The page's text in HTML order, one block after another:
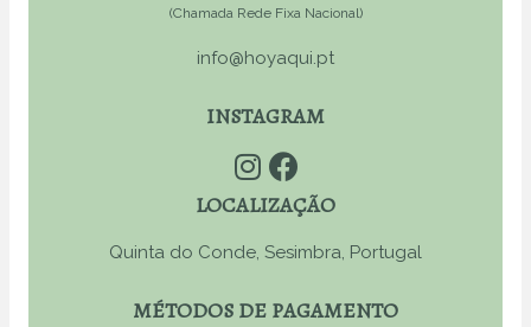
(Chamada Rede Fixa Nacional)
info@hoyaqui.pt
INSTAGRAM
LOCALIZAÇÃO
Quinta do Conde, Sesimbra, Portugal
MÉTODOS DE PAGAMENTO